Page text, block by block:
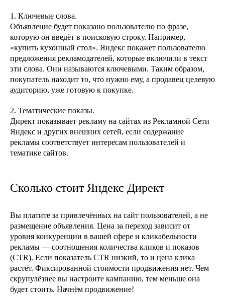
1. Ключевые слова.
Объявление будет показано пользователю по фразе,
которую он введёт в поисковую строку. Например,
«купить кухонный стол». Яндекс покажет пользователю
предложения рекламодателей, которые включили в текст
эти слова. Они называются ключевыми. Таким образом,
покупатель находит то, что нужно ему, а продавец целевую
аудиторию, уже готовую к покупке.
2. Тематические показы.
Директ показывает рекламу на сайтах из Рекламной Сети
Яндекс и других внешних сетей, если содержание
рекламы соответствует интересам пользователей и
тематике сайтов.
Сколько стоит Яндекс Директ
Вы платите за привлечённых на сайт пользователей, а не
размещение объявления. Цена за переход зависит от
уровня конкуренции в вашей сфере и кликабельности
рекламы — соотношения количества кликов и показов
(CTR). Если показатель CTR низкий, то и цена клика
растёт. Фиксированной стоимости продвижения нет. Чем
скрупулёзнее вы настроите кампанию, тем меньше она
будет стоить. Начнём продвижение!